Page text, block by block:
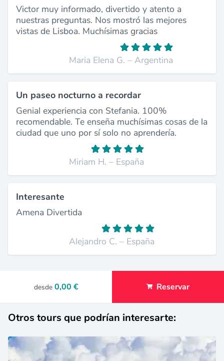
Victor muy informado, divertido y atento a
nuestras preguntas. Nos mostró las mejores
vistas de Lisboa. Muchísimas gracias
Maria Elena G. – Argentina
Un paseo nocturno a recordar
Genial experiencia con Stefania. 100%
recomendable. Te enseña muchísimas cosas de la
ciudad que uno por sí solo no aprendería.
Miriam H. – España
Interesante
Amena Divertida
Alejandro C. – España
desde 0,00 € Reservar
Otros tours que podrían interesarte: